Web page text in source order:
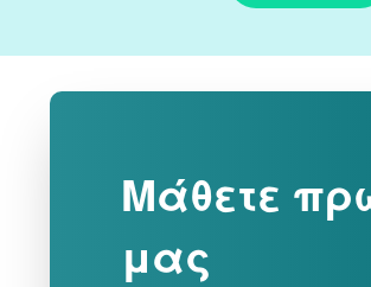
Μάθετε
μας